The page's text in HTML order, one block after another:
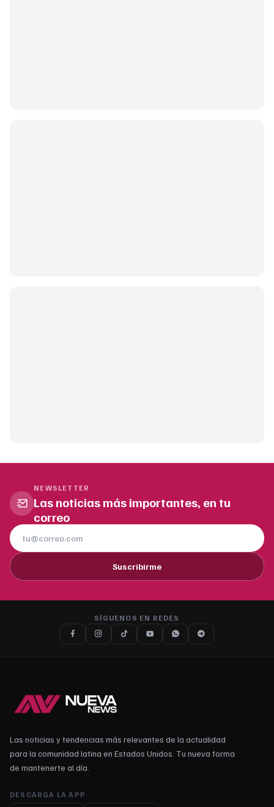
NEWSLETTER
Las noticias más importantes, en tu
correo
Suscribirme
SÍGUENOS EN REDES
Las noticias y tendencias más relevantes de la actualidad
para la comunidad latina en Estados Unidos. Tu nueva forma
de mantenerte al día.
DESCARGA LA APP